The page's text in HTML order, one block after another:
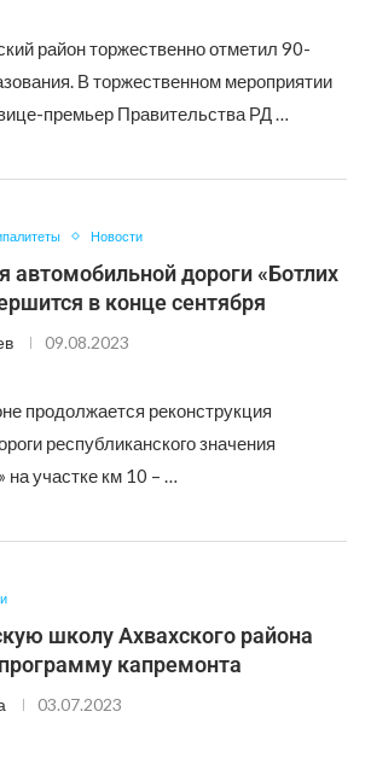
район торжественно отметил 90-
В торжественном мероприятии
премьер Правительства РД …
Новости
автомобильной дороги «Ботлих
в конце сентября
09.08.2023
продолжается реконструкция
республиканского значения
на участке км 10 – …
школу Ахвахского района
капремонта
03.07.2023